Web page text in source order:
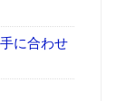
に合わせ